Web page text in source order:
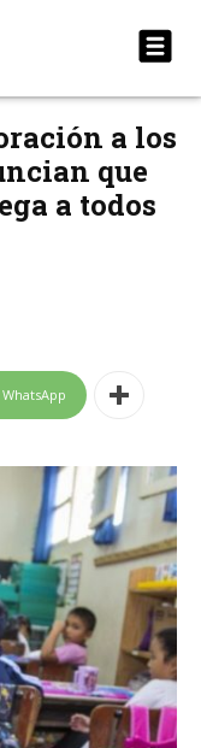
a los
que
a todos
WhatsApp